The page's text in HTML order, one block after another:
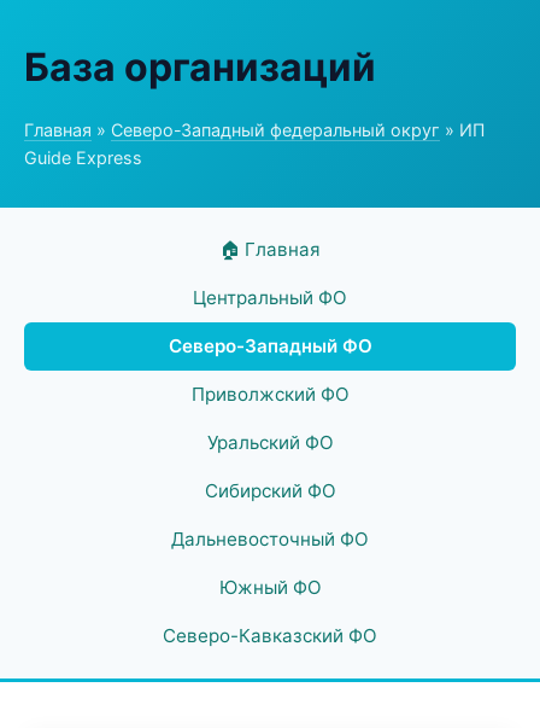
База организаций
Главная » Северо-Западный федеральный округ » ИП
Guide Express
🏠 Главная
Центральный ФО
Северо-Западный ФО
Приволжский ФО
Уральский ФО
Сибирский ФО
Дальневосточный ФО
Южный ФО
Северо-Кавказский ФО